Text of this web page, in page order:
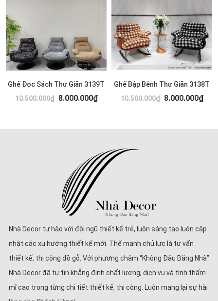
Ghế Đọc Sách Thư Giãn 3139T
10.500.000₫ 8.000.000₫
Ghế Bập Bênh Thư Giãn 3138T
10.500.000₫ 8.000.000₫
Nhà Decor tự hào với đội ngũ thiết kế trẻ, luôn sáng tạo luôn cập
nhật các xu hướng thiết kế mới. Thế mạnh chủ lực là tư vấn
thiết kế, thi công đồ gỗ. Với phương châm “Không Đâu Bằng Nhà”
Nhà Decor đã tự tin khẳng định chất lượng, dịch vụ và tính thẩm
mĩ cao trong từng chi tiết thiết kế, thi công. Luôn mang lại sự hài